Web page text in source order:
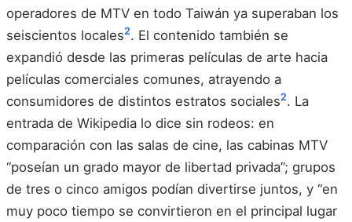
operadores de MTV en todo Taiwán ya superaban los
seiscientos locales2. El contenido también se
expandió desde las primeras películas de arte hacia
películas comerciales comunes, atrayendo a
consumidores de distintos estratos sociales2. La
entrada de Wikipedia lo dice sin rodeos: en
comparación con las salas de cine, las cabinas MTV
“poseían un grado mayor de libertad privada”; grupos
de tres o cinco amigos podían divertirse juntos, y “en
muy poco tiempo se convirtieron en el principal lugar